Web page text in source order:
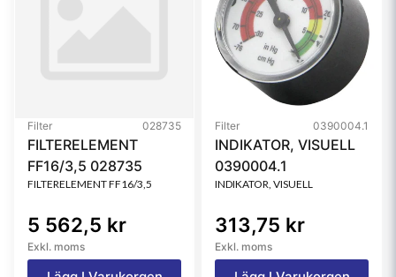
Filter 028735
FILTERELEMENT
FF16/3,5 028735
FILTERELEMENT FF16/3,5
5 562,5 kr
Exkl. moms
Filter 0390004.1
INDIKATOR, VISUELL
0390004.1
INDIKATOR, VISUELL
313,75 kr
Exkl. moms